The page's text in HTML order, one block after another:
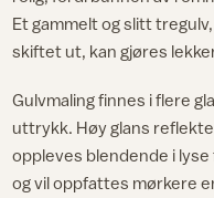
Et gammelt og slitt
skiftet ut, kan gjøres
Gulvmaling finnes i flere
uttrykk. Høy glans
oppleves blendende i
og vil oppfattes mørkere